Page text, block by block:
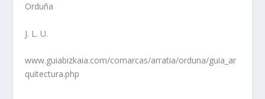
Orduña
J. L. U.
www.guiabizkaia.com/comarcas/arratia/orduna/guia_ar
quitectura.php